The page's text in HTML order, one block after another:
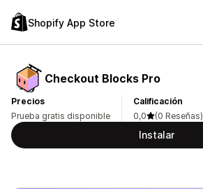
Shopify App Store
Checkout Blocks Pro
Precios
Prueba gratis disponible
Calificación
0,0
(0 Reseñas)
Instalar